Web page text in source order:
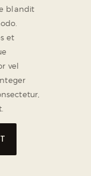
blandit
et
vel